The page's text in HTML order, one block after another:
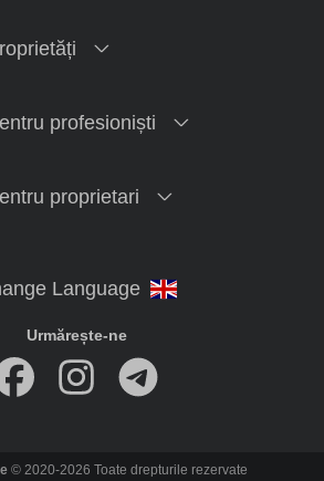
profesioniști
proprietari
Urmărește-ne
© 2020-2026 Toate drepturile rezervate